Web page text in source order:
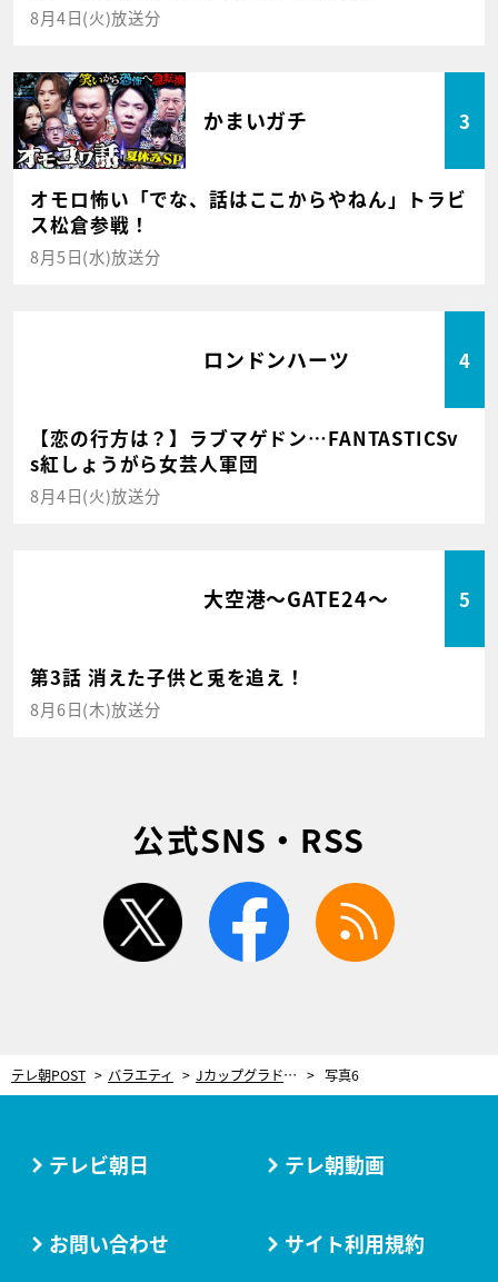
8月4日(火)放送分
かまいガチ 3
オモロ怖い「でな、話はここからやねん」トラビ
ス松倉参戦！
8月5日(水)放送分
ロンドンハーツ 4
【恋の行方は？】ラブマゲドン…FANTASTICSv
s紅しょうがら女芸人軍団
8月4日(火)放送分
大空港～GATE24～ 5
第3話 消えた子供と兎を追え！
8月6日(木)放送分
公式SNS・RSS
twitter facebook
テレ朝POST バラエティ Jカップグラドルの“密着マッサージ”に人気芸人が悶絶！上着を脱がれ…思わず声が漏れる事態に 写真6
テレビ朝日 テレ朝動画
お問い合わせ サイト利用規約